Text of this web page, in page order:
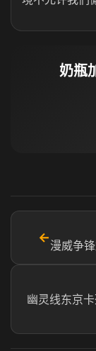
奶瓶
←
漫威争
幽灵线东京